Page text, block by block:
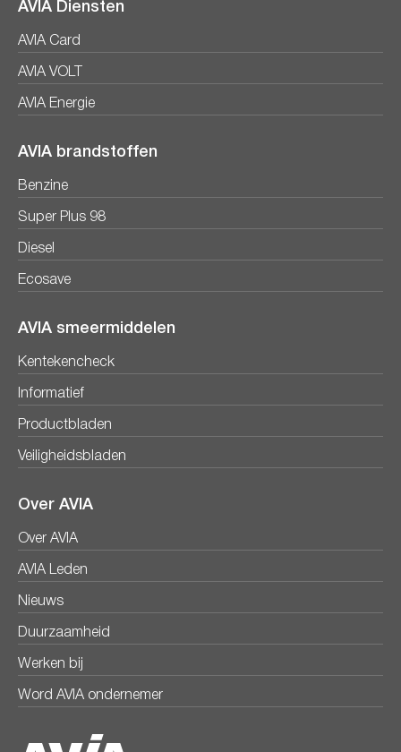
AVIA Diensten
AVIA Card
AVIA VOLT
AVIA Energie
AVIA brandstoffen
Benzine
Super Plus 98
Diesel
Ecosave
AVIA smeermiddelen
Kentekencheck
Informatief
Productbladen
Veiligheidsbladen
Over AVIA
Over AVIA
AVIA Leden
Nieuws
Duurzaamheid
Werken bij
Word AVIA ondernemer